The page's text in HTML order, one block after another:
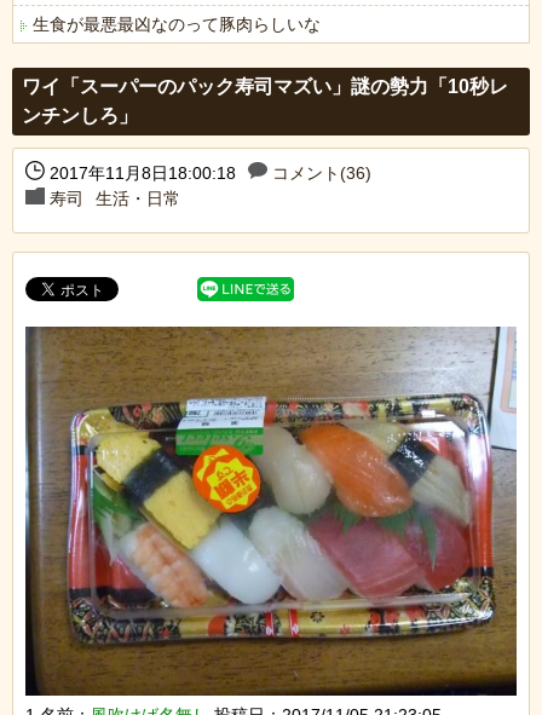
生食が最悪最凶なのって豚肉らしいな
ワイ「スーパーのパック寿司マズい」謎の勢力「10秒レ
ンチンしろ」
2017年11月8日18:00:18
コメント(36)
寿司
生活・日常